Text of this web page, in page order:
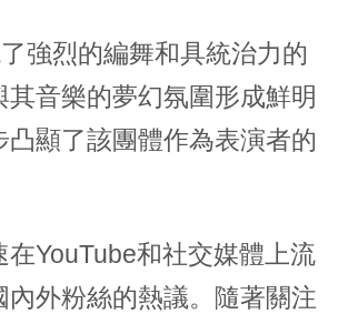
強烈的編舞和具統治力的
其音樂的夢幻氛圍形成鮮明
凸顯了該團體作為表演者的
在YouTube和社交媒體上流
內外粉絲的熱議。隨著關注